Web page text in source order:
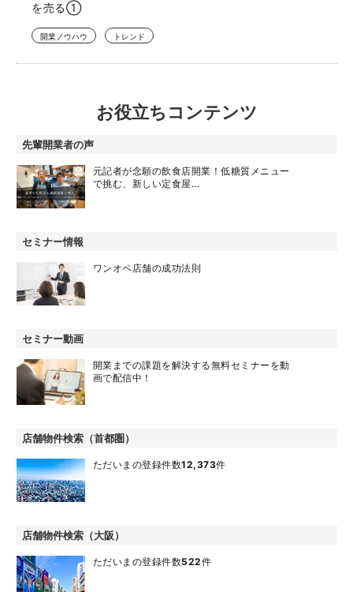
を売る①
開業ノウハウ トレンド
お役立ちコンテンツ
先輩開業者の声
元記者が念願の飲食店開業！低糖質メニュー
で挑む、新しい定食屋…
セミナー情報
ワンオペ店舗の成功法則
セミナー動画
開業までの課題を解決する無料セミナーを動
画で配信中！
店舗物件検索（首都圏）
ただいまの登録件数12,373件
店舗物件検索（大阪）
ただいまの登録件数522件